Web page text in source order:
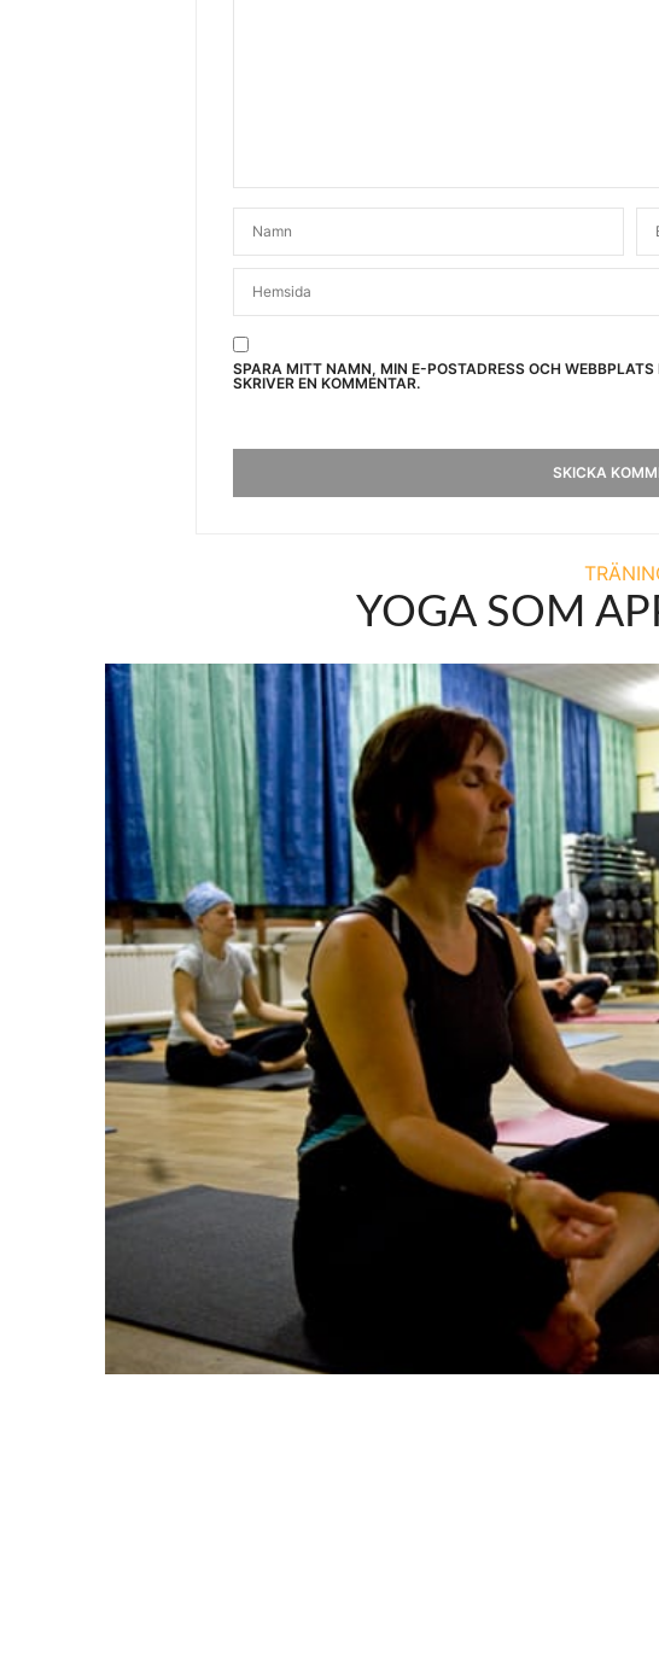
SPARA MITT NAMN, MIN E-POSTADRESS OCH
SKRIVER EN KOMMENTAR.
YOGA SOM